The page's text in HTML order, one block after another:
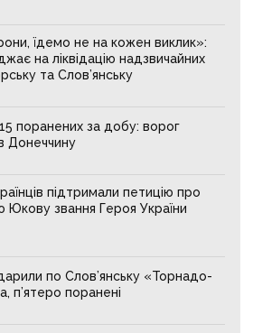
їдемо не на кожен виклик»:
на ліквідацію надзвичайних
та Слов’янську
поранених за добу: ворог
Донеччину
підтримали петицію про
Юкову звання Героя України
по Слов’янську «Торнадо-
п’ятеро поранені